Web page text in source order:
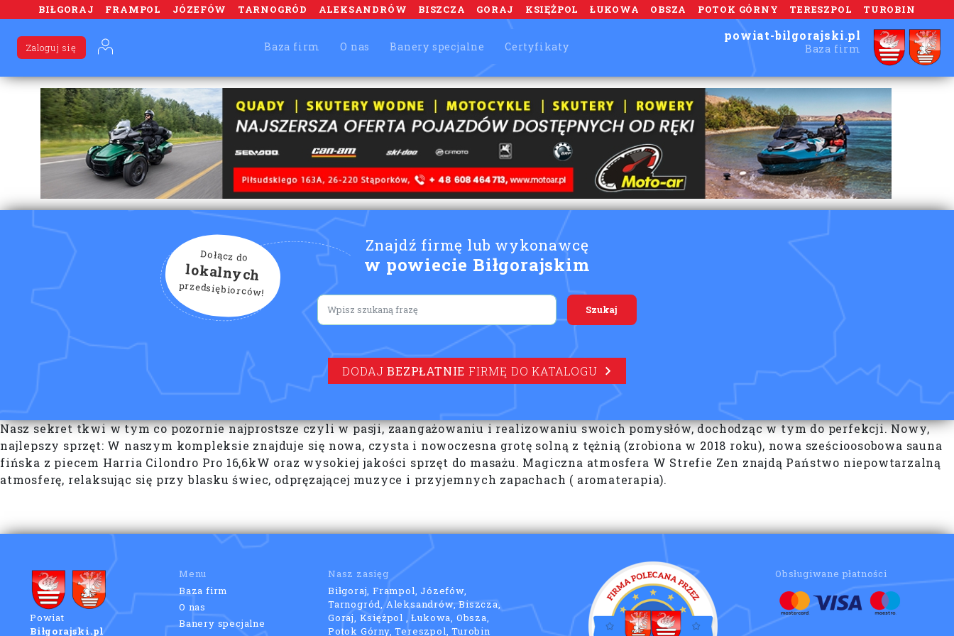
BIŁGORAJ FRAMPOL JÓZEFÓW TARNOGRÓD ALEKSANDRÓW BISZCZA GORAJ KSIĘŻPOL ŁUKOWA OBSZA POTOK GÓRNY TERESZPOL TUROBIN
Baza firm O nas Banery specjalne Certyfikaty
Zaloguj się
powiat-bilgorajski.pl
Baza firm
Znajdź firmę lub wykonawcę
w powiecie Biłgorajskim
Dołącz do
lokalnych
przedsiębiorców!
Lorem ipsum
DODAJBEZPŁATNIE FIRMĘ DO KATALOGU
Nasz sekret tkwi w tym co pozornie najprostsze czyli w pasji, zaangażowaniu i realizowaniu swoich pomysłów, dochodząc w tym do perfekcji. Nowy,
najlepszy sprzęt: W naszym kompleksie znajduje się nowa, czysta i nowoczesna grotę solną z tężnią (zrobiona w 2018 roku), nowa sześcioosobowa sauna
fińska z piecem Harria Cilondro Pro 16,6kW oraz wysokiej jakości sprzęt do masażu. Magiczna atmosfera W Strefie Zen znajdą Państwo niepowtarzalną
atmosferę, relaksując się przy blasku świec, odpręzającej muzyce i przyjemnych zapachach ( aromaterapia).
Powiat
Biłgorajski.pl
Menu
Baza firm
O nas
Banery specjalne
Nasz zasięg
Biłgoraj, Frampol, Józefów,
Tarnogród, Aleksandrów, Biszcza,
Goraj, Księżpol , Łukowa, Obsza,
Potok Górny, Tereszpol, Turobin
Obsługiwane płatności